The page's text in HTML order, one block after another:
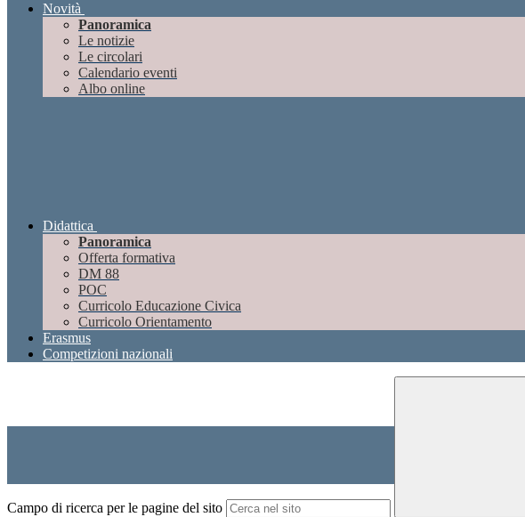
Novità
Panoramica
Le notizie
Le circolari
Calendario eventi
Albo online
Didattica
Panoramica
Offerta formativa
DM 88
POC
Curricolo Educazione Civica
Curricolo Orientamento
Erasmus
Competizioni nazionali
Campo di ricerca per le pagine del sito